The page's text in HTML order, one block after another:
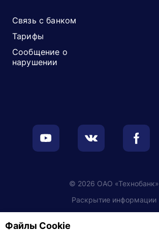
Связь с банком
Тарифы
Сообщение о
нарушении
© 2026 ОАО «Технобанк»
Раскрытие информации
Файлы Cookie